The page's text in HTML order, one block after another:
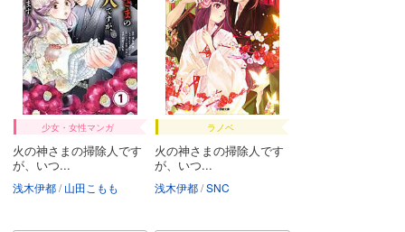
少女・女性マンガ
火の神さまの掃除人です
が、いつ...
浅木伊都 山田こもも
ラノベ
火の神さまの掃除人です
が、いつ...
浅木伊都 SNC